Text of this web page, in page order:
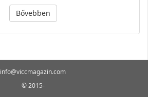
Bővebben
info@viccmagazin.com
© 2015-